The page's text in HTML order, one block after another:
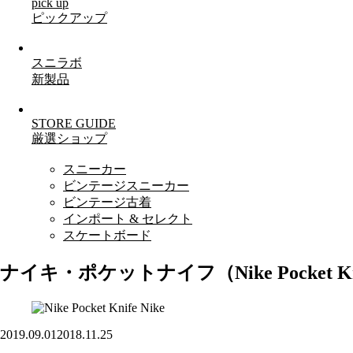
pick up
ピックアップ
スニラボ
新製品
STORE GUIDE
厳選ショップ
スニーカー
ビンテージスニーカー
ビンテージ古着
インポート & セレクト
スケートボード
ナイキ・ポケットナイフ（Nike Pocket
Nike
2019.09.01 2018.11.25